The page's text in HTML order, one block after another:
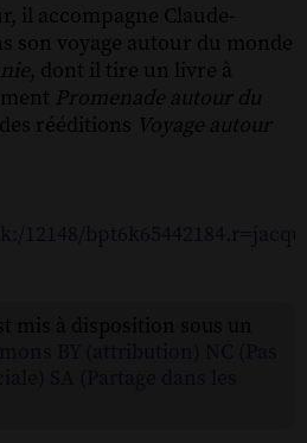
il accompagne Claude-
son voyage autour du monde
, dont il tire un livre à
Promenade autour du
rééditions Voyage autour